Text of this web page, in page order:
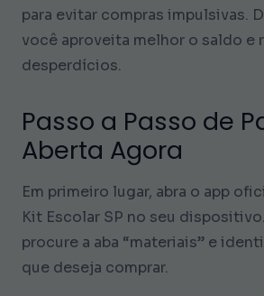
para evitar compras impulsivas.
você aproveita melhor o saldo e
desperdícios.
Passo a Passo de
Aberta Agora
Em primeiro lugar, abra o app
Kit Escolar SP no seu
procure a aba “materiais” e
que deseja comprar.